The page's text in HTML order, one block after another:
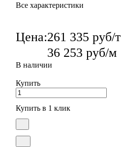
Все характеристики
Цена:261 335 руб/т
36 253 руб/м
В наличии
Купить
Купить в 1 клик